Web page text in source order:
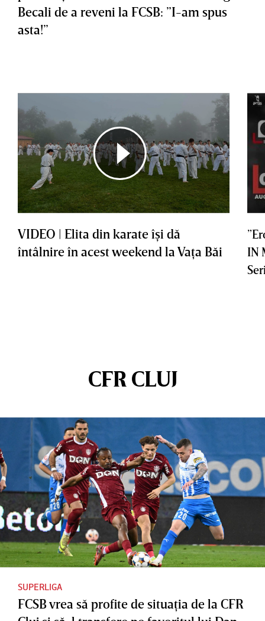
Becali de a reveni la FCSB: ”I-am spus
asta!”
VIDEO | Elita din karate îşi dă
întâlnire în acest weekend la Vaţa Băi
IN
CFR CLUJ
SUPERLIGA
FCSB vrea să profite de situaţia de la CFR